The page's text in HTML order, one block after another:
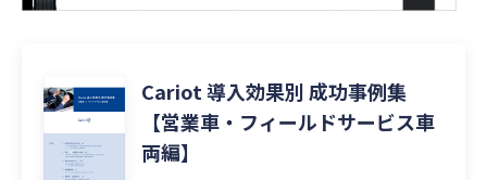
Cariot 導入効果別 成功事例集
【営業車・フィールドサービス車
両編】